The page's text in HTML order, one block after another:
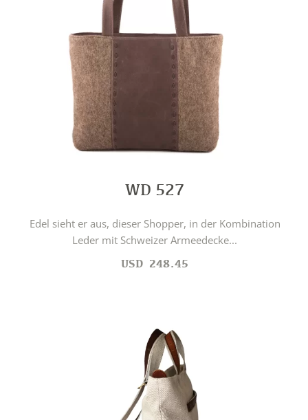
WD 527
Edel sieht er aus, dieser Shopper, in der Kombination
Leder mit Schweizer Armeedecke...
USD 248.45